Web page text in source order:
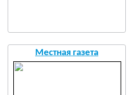
Местная газета